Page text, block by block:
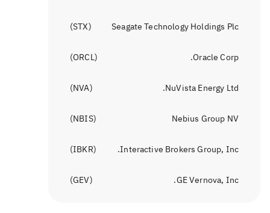
Seagate Technology Holdings Plc
(
STX
)
Oracle Corp.
(
ORCL
)
NuVista Energy Ltd.
(
NVA
)
Nebius Group NV
(
NBIS
)
Interactive Brokers Group, Inc.
(
IBKR
)
GE Vernova, Inc.
(
GEV
)